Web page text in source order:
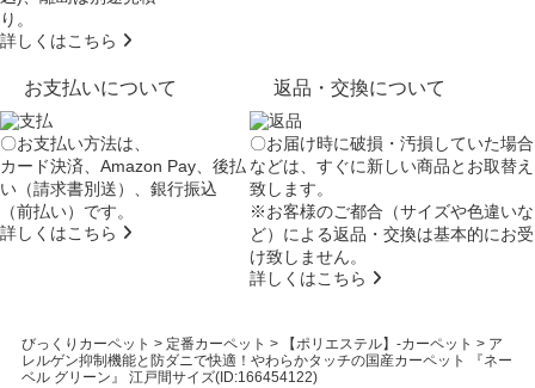
り。
詳しくはこちら
お支払いについて
〇お支払い方法は、
カード決済、Amazon Pay、後払
い（請求書別送）、銀行振込
（前払い）です。
詳しくはこちら
返品・交換について
〇お届け時に破損・汚損していた場合
などは、すぐに新しい商品とお取替え
致します。
※お客様のご都合（サイズや色違いな
ど）による返品・交換は基本的にお受
け致しません。
詳しくはこちら
びっくりカーペット > 定番カーペット > 【ポリエステル】-カーペット > ア
レルゲン抑制機能と防ダニで快適！やわらかタッチの国産カーペット 『ネー
ベル グリーン』 江戸間サイズ(ID:166454122)